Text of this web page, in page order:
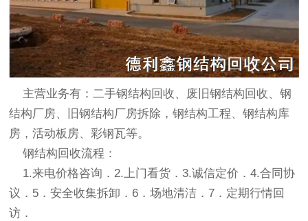
主营业务有：二手钢结构回收、废旧钢结构回收、钢
结构厂房、旧钢结构厂房拆除，钢结构工程、钢结构库
房，活动板房、彩钢瓦等。
钢结构回收流程：
1.来电价格咨询．2.上门看货．3.诚信定价．4.合同协
议．5．安全收集拆卸．6．场地清洁．7．定期行情回
访．